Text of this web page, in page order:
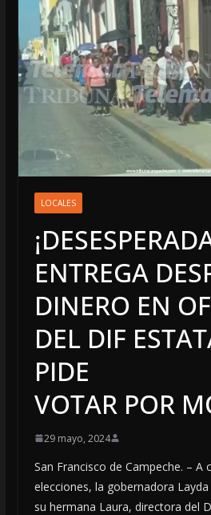
LOCALES
ENTREGA
DINERO EN
DEL DIF
PIDE
VOTAR POR
29 mayo, 2024
San Francisco de Campeche. – A
elecciones, la gobernadora
su hermana Laura, directora del